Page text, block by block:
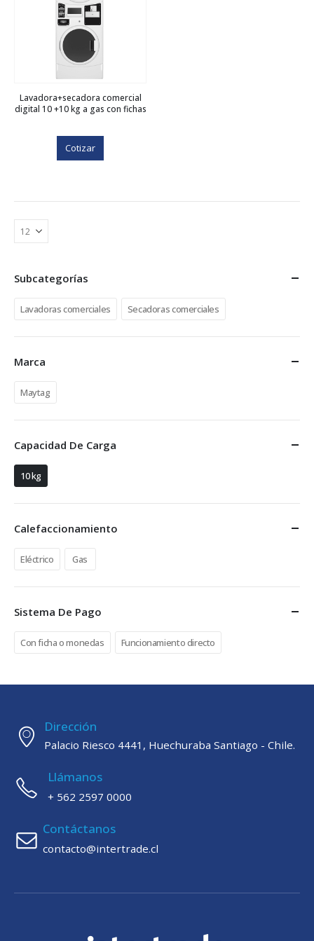
Lavadora+secadora comercial
digital 10 +10 kg a gas con fichas
Cotizar
Subcategorías
Lavadoras comerciales Secadoras comerciales
Marca
Maytag
Capacidad De Carga
10 kg
Calefaccionamiento
Eléctrico Gas
Sistema De Pago
Con ficha o monedas Funcionamiento directo
Dirección
Palacio Riesco 4441, Huechuraba Santiago - Chile.
Llámanos
+ 562 2597 0000
Contáctanos
contacto@intertrade.cl